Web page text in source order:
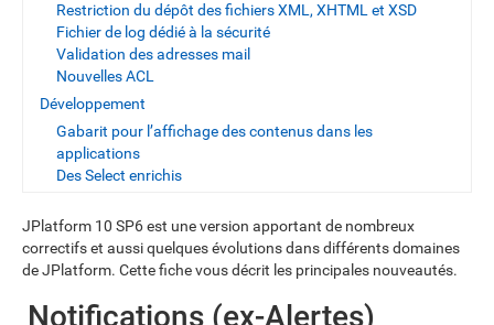
Restriction du dépôt des fichiers XML, XHTML et XSD
Fichier de log dédié à la sécurité
Validation des adresses mail
Nouvelles ACL
Développement
Gabarit pour l’affichage des contenus dans les
applications
Des Select enrichis
JPlatform 10 SP6 est une version apportant de nombreux
correctifs et aussi quelques évolutions dans différents domaines
de JPlatform. Cette fiche vous décrit les principales nouveautés.
Notifications (ex-Alertes)